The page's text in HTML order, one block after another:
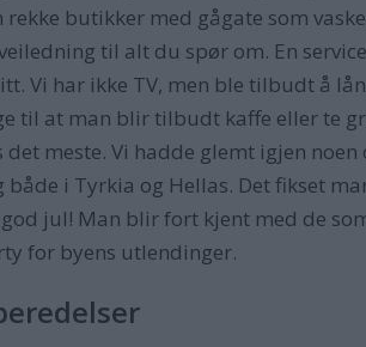
rekke butikker med gågate som
til alt du spør om. En
Vi har ikke TV, men ble tilbudt å
til at man blir tilbudt kaffe eller te
det meste. Vi hadde glemt igjen
i Tyrkia og Hellas. Det fikset
god jul! Man blir fort kjent med de
for byens utlendinger.